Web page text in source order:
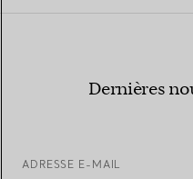
Dernières
ADRESSE E-MAIL